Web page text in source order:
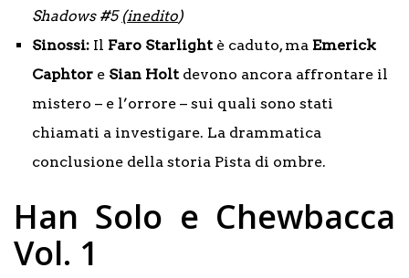
Shadows #5 (inedito)
Sinossi: Il Faro Starlight è caduto, ma Emerick
Caphtor e Sian Holt devono ancora affrontare il
mistero – e l’orrore – sui quali sono stati
chiamati a investigare. La drammatica
conclusione della storia Pista di ombre.
Han Solo e Chewbacca
Vol. 1